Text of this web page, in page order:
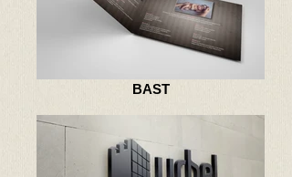
BAST